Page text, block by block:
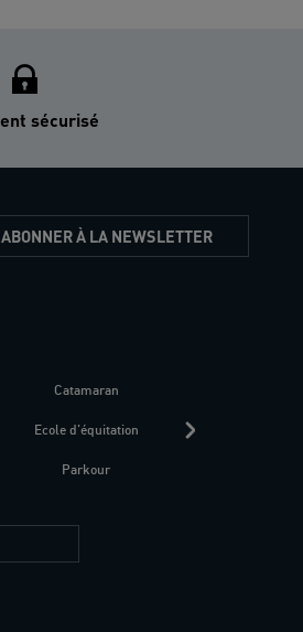
sécurisé
À LA NEWSLETTER
Catamaran
Ecole d'équitation
Parkour